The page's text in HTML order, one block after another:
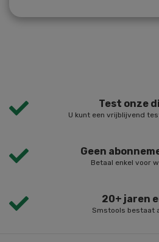
Test onze
U kunt een vrijblijvend
Geen
Betaal enkel voor
20+ jaren
Smstools bestaat